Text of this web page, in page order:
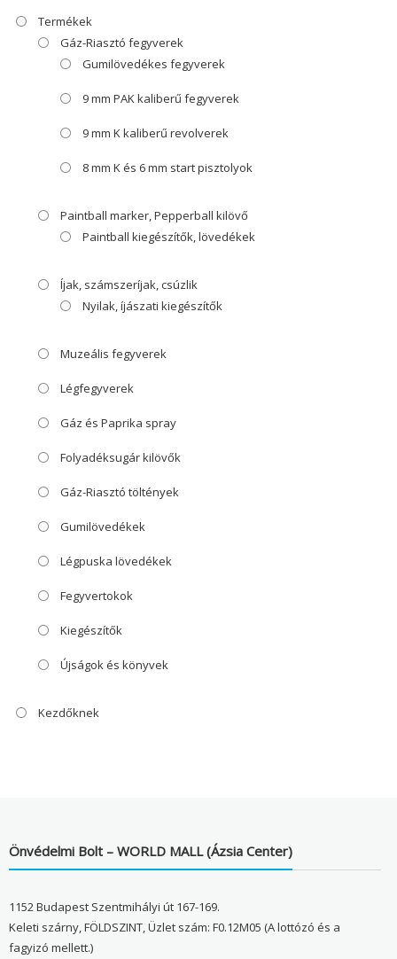
Termékek
Gáz-Riasztó fegyverek
Gumilövedékes fegyverek
9 mm PAK kaliberű fegyverek
9 mm K kaliberű revolverek
8 mm K és 6 mm start pisztolyok
Paintball marker, Pepperball kilövő
Paintball kiegészítők, lövedékek
Íjak, számszeríjak, csúzlik
Nyilak, íjászati kiegészítők
Muzeális fegyverek
Légfegyverek
Gáz és Paprika spray
Folyadéksugár kilövők
Gáz-Riasztó töltények
Gumilövedékek
Légpuska lövedékek
Fegyvertokok
Kiegészítők
Újságok és könyvek
Kezdőknek
Önvédelmi Bolt – WORLD MALL (Ázsia Center)
1152 Budapest Szentmihályi út 167-169.
Keleti szárny, FÖLDSZINT, Üzlet szám: F0.12M05 (A lottózó és a
fagyizó mellett.)